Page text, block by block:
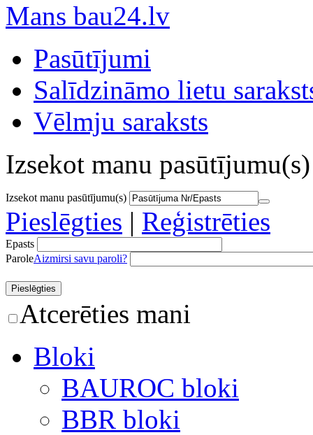
Mans bau24.lv
Pasūtījumi
Salīdzināmo lietu
Vēlmju saraksts
Izsekot manu pasūtījumu(s)
Izsekot manu pasūtījumu(s)
Pieslēgties | Reģistrēties
Epasts
ParoleAizmirsi savu paroli?
Atcerēties mani
Bloki
BAUROC bloki
BBR bloki